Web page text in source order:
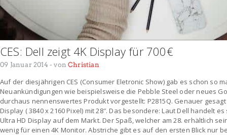
CES: Dell zeigt 4K Display für 700€
09 Januar 2014- vonChristian
Auf der diesjährigen CES (Consumer Eletronic Show) gab es schon so
Neuankündigungen wie beispielsweise die Pebble Steel oder neues
durchaus nennenswertes Produkt vorgestellt: P2815Q. Genauer
Display ( 3840 x 2160 Pixel) mit 28″. Das besondere: Laut Dell handelt
Ultra HD Display auf dem Markt. Der Spaß, welcher am 28. erhältlich
wenig für einen 4K Monitor. Abstriche gibt es auf den ersten Blick nur